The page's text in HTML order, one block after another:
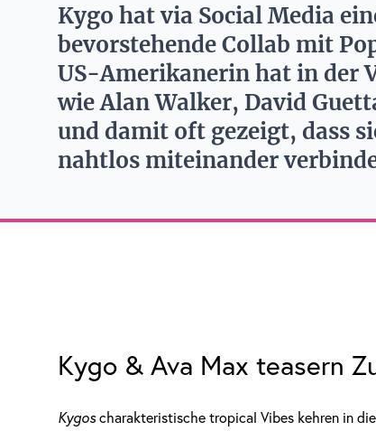
Kygo hat via Social Media
bevorstehende Collab mit
US-Amerikanerin hat in der
wie Alan Walker, David
und damit oft gezeigt, dass
nahtlos miteinander
Kygo & Ava Max teasern
Kygoscharakteristische tropical Vibes kehren in